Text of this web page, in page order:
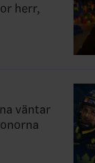
herr,
väntar